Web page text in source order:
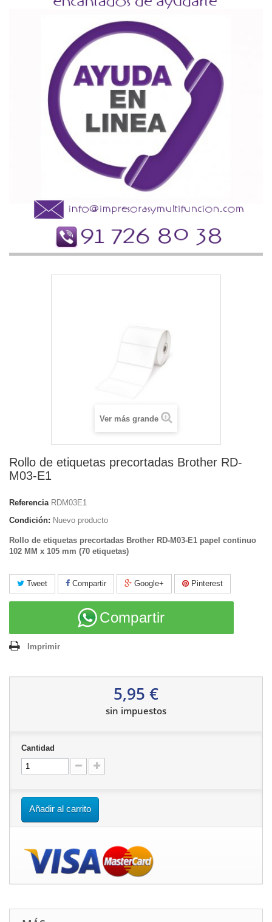
Ver más grande
Rollo de etiquetas precortadas Brother RD-
M03-E1
Referencia RDM03E1
Condición: Nuevo producto
Rollo de etiquetas precortadas Brother RD-M03-E1 papel continuo
102 MM x 105 mm (70 etiquetas)
Tweet Compartir Google+ Pinterest
Compartir
Imprimir
5,95 €
sin impuestos
Cantidad
Añadir al carrito